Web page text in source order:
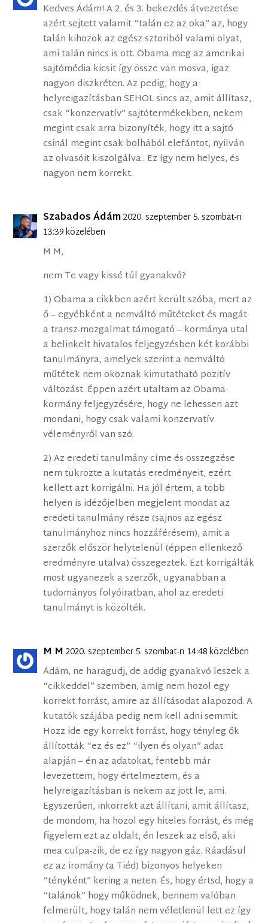
Kedves Ádám! A 2. és 3. bekezdés átvezetése
azért sejtett valamit “talán ez az oka” az, hogy
talán kihozok az egész sztoriból valami olyat,
ami talán nincs is ott. Obama meg az amerikai
sajtómédia kicsit így össze van mosva, igaz
nagyon diszkréten. Az pedig, hogy a
helyreigazításban SEHOL sincs az, amit állítasz,
csak “konzervatív” sajtótermékekben, nekem
megint csak arra bizonyíték, hogy itt a sajtó
csinál megint csak bolhából elefántot, nyilván
az olvasóit kiszolgálva.. Ez így nem helyes, és
nagyon nem korrekt.
Szabados Ádám2020. szeptember 5. szombat-n
13:39 közelében
M M,
nem Te vagy kissé túl gyanakvó?
1) Obama a cikkben azért került szóba, mert az
ő – egyébként a nemváltó műtéteket és magát
a transz-mozgalmat támogató – kormánya utal
a belinkelt hivatalos feljegyzésben két korábbi
tanulmányra, amelyek szerint a nemváltó
műtétek nem okoznak kimutatható pozitív
változást. Éppen azért utaltam az Obama-
kormány feljegyzésére, hogy ne lehessen azt
mondani, hogy csak valami konzervatív
véleményről van szó.
2) Az eredeti tanulmány címe és összegzése
nem tükrözte a kutatás eredményeit, ezért
kellett azt korrigálni. Ha jól értem, a több
helyen is idézőjelben megjelent mondat az
eredeti tanulmány része (sajnos az egész
tanulmányhoz nincs hozzáférésem), amit a
szerzők először helytelenül (éppen ellenkező
eredményre utalva) összegeztek. Ezt korrigálták
most ugyanezek a szerzők, ugyanabban a
tudományos folyóiratban, ahol az eredeti
tanulmányt is közölték.
M M 2020. szeptember 5. szombat-n 14:48 közelében
Ádám, ne haragudj, de addig gyanakvó leszek a
“cikkeddel” szemben, amíg nem hozol egy
korrekt forrást, amire az állításodat alapozod. A
kutatók szájába pedig nem kell adni semmit.
Hozz ide egy korrekt forrást, hogy tényleg ők
állították “ez és ez” “ilyen és olyan” adat
alapján – én az adatokat, fentebb már
levezettem, hogy értelmeztem, és a
helyreigazításban is nekem az jött le, ami.
Egyszerűen, inkorrekt azt állítani, amit állítasz,
de mondom, ha hozol egy hiteles forrást, és még
figyelem ezt az oldalt, én leszek az első, aki
mea culpa-zik, de ez így nagyon gáz. Ráadásul
ez az iromány (a Tiéd) bizonyos helyeken
“tényként” kering a neten. És, hogy értsd, hogy a
“talánok” hogy működnek, bennem valóban
felmerült, hogy talán nem véletlenül lett ez így